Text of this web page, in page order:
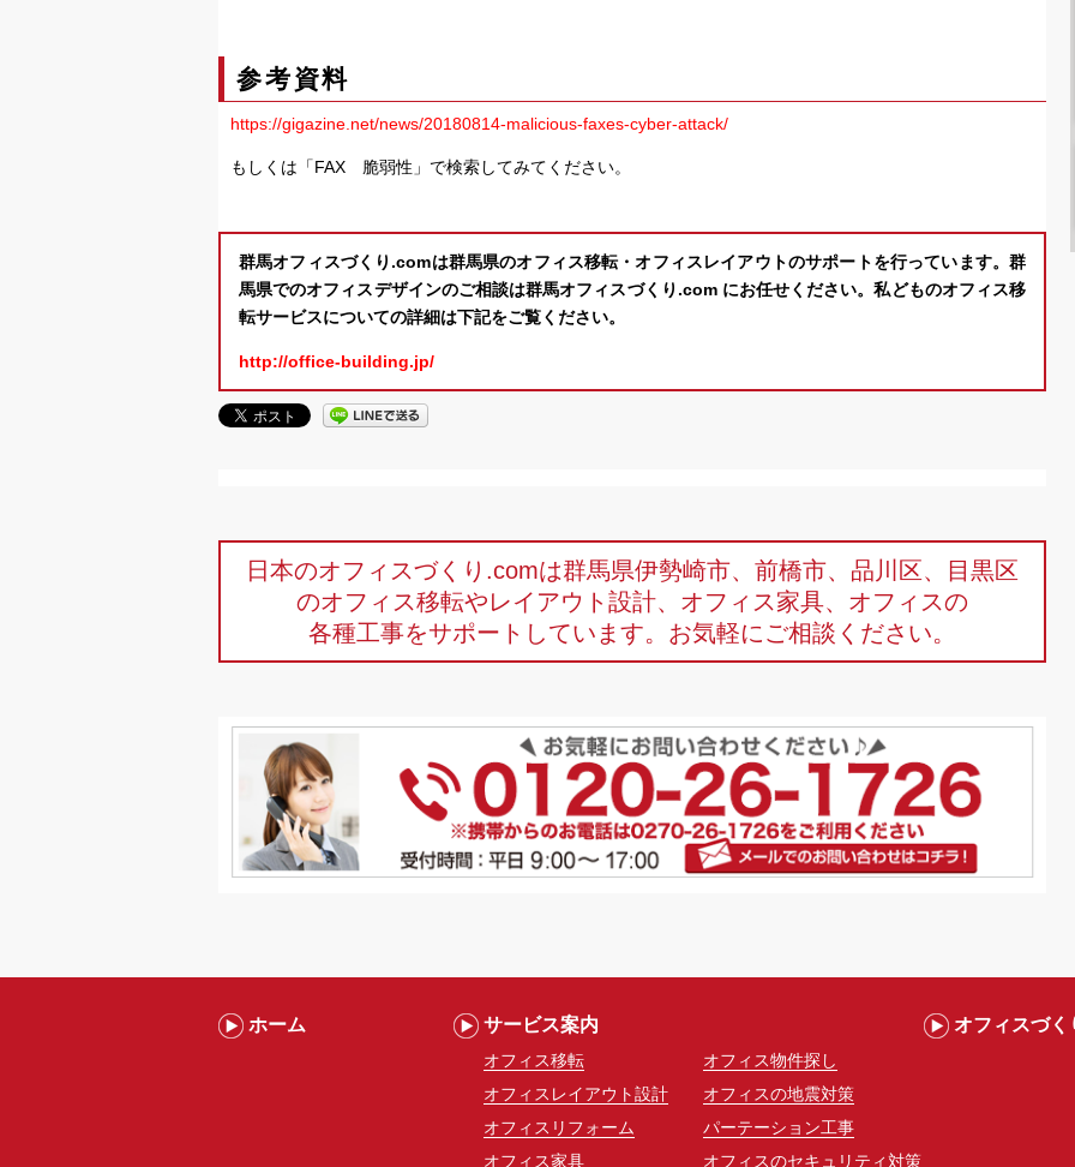
参考資料
https://gigazine.net/news/20180814-malicious-faxes-cyber-attack/
もしくは「FAX 脆弱性」で検索してみてください。
群馬オフィスづくり.comは群馬県のオフィス移転・オフィスレイアウトのサポートを行っています。群
馬県でのオフィスデザインのご相談は群馬オフィスづくり.com にお任せください。私どものオフィス移
転サービスについての詳細は下記をご覧ください。
http://office-building.jp/
日本のオフィスづくり.comは群馬県伊勢崎市、前橋市、品川区、目黒区
のオフィス移転やレイアウト設計、オフィス家具、オフィスの
各種工事をサポートしています。お気軽にご相談ください。
ホーム サービス案内
オフィス移転
オフィス物件探し
オフィスレイアウト設計
オフィスの地震対策
オフィスリフォーム
パーテーション工事
オフィス家具
オフィスのセキュリティ対策
オフィスづく